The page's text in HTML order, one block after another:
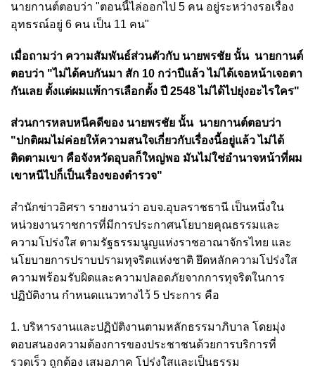
นายกานต์ตอบว่า "ตอนนี้ไล่ออกไป 5 คน อยู่ระหว่างรอเรื่อง
อุทธรณ์อยู่ 6 คน เป็น 11 คน"
เมื่อถามว่า ความสัมพันธ์ส่วนตัวกับ นายพรชัย นั้น นายกานต์
ตอบว่า "ไม่ได้คบกันมา สัก 10 กว่าปีแล้ว ไม่ได้เจอหน้าเจอตา
กันเลย ตั้งแต่ผมแพ้การเลือกตั้ง ปี 2548 ไม่ได้ไปยุ่งอะไรใคร"
ส่วนการหลบหนีคดีของ นายพรชัย นั้น นายกานต์ตอบว่า
"ปกติผมไม่ค่อยให้ความสนใจเกี่ยวกับเรื่องนี้อยู่แล้ว ไม่ได้
ติดตามเขา คือจังหวัดอุบลก็ใหญ่พอ มันไม่ใช่อำนาจหน้าที่ผม
เขาหนีไปก็เป็นเรื่องของตำรวจ"
สำนักข่าวอิศรา รายงานว่า อบจ.อุบลราชธานี เป็นหนึ่งใน
หน่วยงานราชการที่มีการประกาศนโยบายคุณธรรมและ
ความโปร่งใส ตามรัฐธรรมนูญแห่งราชอาณาจักรไทย และ
นโยบายการปราบปรามทุจริตแห่งชาติ ยึดหลักความโปร่งใส
ความพร้อมรับผิดและความปลอดภัยจากการทุจริตในการ
ปฏิบัติงาน กำหนดแนวทางไว้ 5 ประการ คือ
1. บริหารงานและปฏิบัติงานตามหลักธรรมาภิบาล โดยมุ่ง
ตอบสนองความต้องการของประชาชนด้วยการบริการที่
รวดเร็ว ถูกต้อง เสมอภาค โปร่งใสและเป็นธรรม